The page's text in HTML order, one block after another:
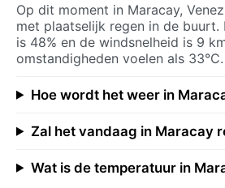
Op dit moment in Maracay,
met plaatselijk regen in de
is 48% en de windsnelheid is 9
omstandigheden voelen als 33°C.
Hoe wordt het weer in
Zal het vandaag in Maracay
Wat is de temperatuur in